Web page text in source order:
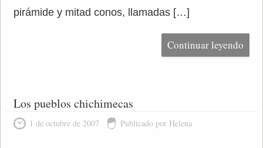
pirámide y mitad conos, llamadas […]
Continuar leyendo
Los pueblos chichimecas
1 de octubre de 2007 Publicado por Helena